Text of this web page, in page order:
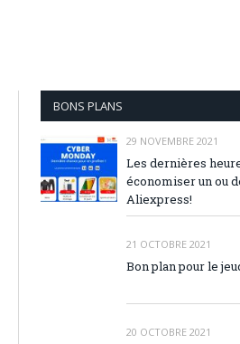
BONS PLANS
29 NOVEMBRE 2021
Les dernières
économiser un ou
Aliexpress!
21 OCTOBRE 2021
Bon plan pour le
20 OCTOBRE 2021